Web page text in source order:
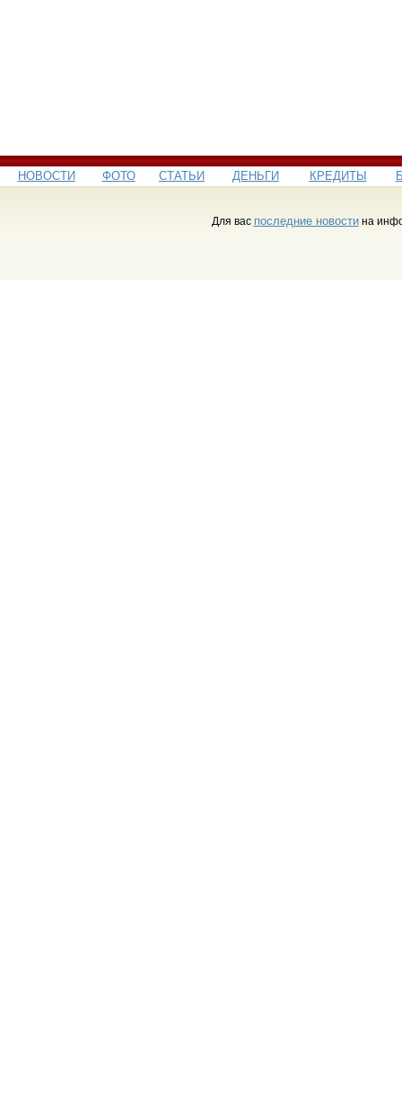
НОВОСТИ ФОТО СТАТЬИ ДЕНЬГИ КРЕДИТЫ
Для вас последние новостина